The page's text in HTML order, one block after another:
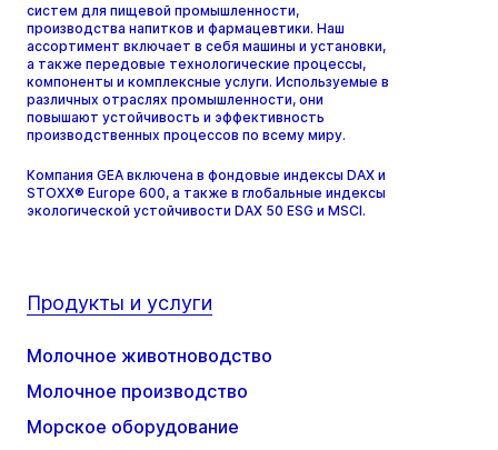
систем для пищевой промышленности,
производства напитков и фармацевтики. Наш
ассортимент включает в себя машины и установки,
а также передовые технологические процессы,
компоненты и комплексные услуги. Используемые в
различных отраслях промышленности, они
повышают устойчивость и эффективность
производственных процессов по всему миру.
Компания GEA включена в фондовые индексы DAX и
STOXX® Europe 600, а также в глобальные индексы
экологической устойчивости DAX 50 ESG и MSCI.
Продукты и услуги
Молочное животноводство
Молочное производство
Морское оборудование